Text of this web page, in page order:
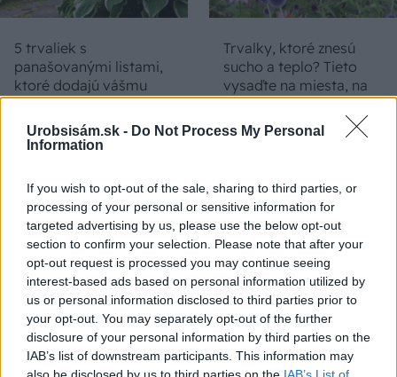
Urobsisám.sk - Do Not Process My Personal
Information
If you wish to opt-out of the sale, sharing to third parties, or
processing of your personal or sensitive information for
targeted advertising by us, please use the below opt-out
section to confirm your selection. Please note that after your
opt-out request is processed you may continue seeing
interest-based ads based on personal information utilized by
us or personal information disclosed to third parties prior to
your opt-out. You may separately opt-out of the further
disclosure of your personal information by third parties on the
IAB’s list of downstream participants. This information may
5 trvaliek s
panašovanými listami,
ktoré dodajú vášmu
záhonu celosezónny
šmrnc
Trvalky, ktoré znesú
sucho a teplo? Tieto
vysaďte na miesta, na
ktoré slnko svieti celý
deň
Nemusí to byť len
levanduľa! 7 fialových
krások, ktoré rozžiaria
vašu záhradu
Môže aspirín zachrániť
ochabnuté izbové
rastliny? Pravda vás
možno prekvapí